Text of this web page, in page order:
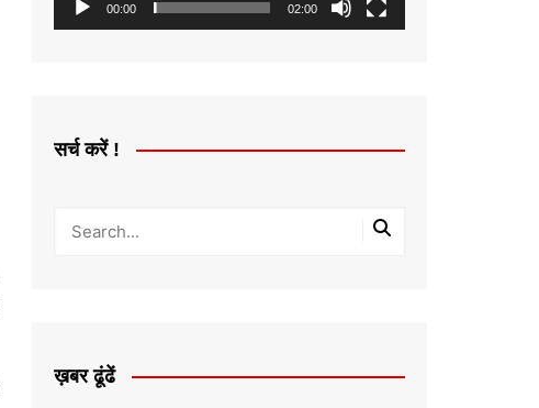
00:00 02:00
सर्च करें !
ख़बर ढूंढें